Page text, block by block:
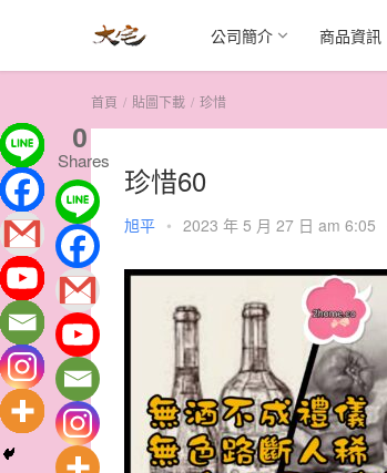
公司簡介 商品資訊
首頁 貼圖下載 珍惜
珍惜60
旭平 • 2023 年 5 月 27 日 am 6:05
0
Shares